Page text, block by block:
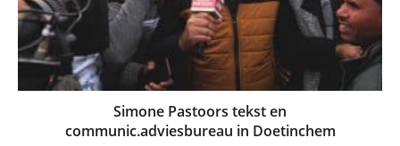
Simone Pastoors tekst en
communic.adviesbureau in Doetinchem